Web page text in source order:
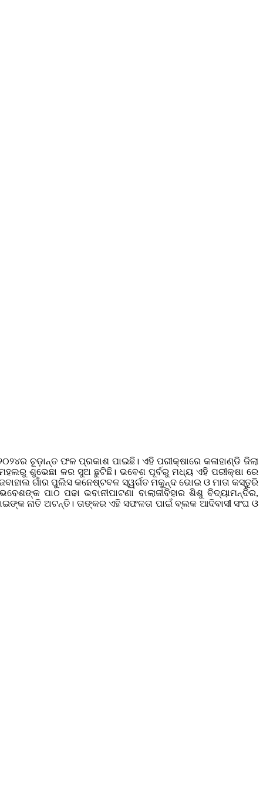
ଚୂଡ଼ାନ୍ତ ଫଳ ପ୍ରକାଶ ପାଇଛି। ଏହି ପରୀକ୍ଷାରେ କଳାହାଣ୍ଡି ଜିଲା
ଶୁଭେଛା ଳର ସୁଅ ଛୁଟିଛି। ଭବେଶ ପୂର୍ବରୁ ମଧ୍ୟ ଏହି ପରୀକ୍ଷା ରେ
ଗାଁର ପୁଲିସ କନେଷ୍ଟବଳ ସ୍ୱର୍ଗତ ମକୁନ୍ଦ ଭୋଇ ଓ ମାତା କସ୍ତୁରି
ପାଠ ପଢା ଭବାନୀପାଟଣା ବାଲାଜୀବିହାର ଶିଶୁ ବିଦ୍ୟାମନ୍ଦିର,
ନାତି ଅଟନ୍ତି। ତାଙ୍କର ଏହି ସଫଳତା ପାଇଁ ବ୍ଲକ ଆଦିବାସୀ ସଂଘ ଓ